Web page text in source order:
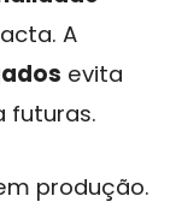
A
evita
futuras.
produção.